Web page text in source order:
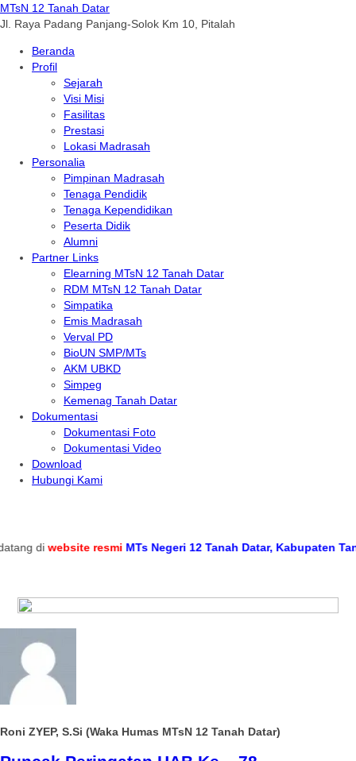
MTsN 12 Tanah Datar
Jl. Raya Padang Panjang-Solok Km 10, Pitalah
Beranda
Profil
Sejarah
Visi Misi
Fasilitas
Prestasi
Lokasi Madrasah
Personalia
Pimpinan Madrasah
Tenaga Pendidik
Tenaga Kependidikan
Peserta Didik
Alumni
Partner Links
Elearning MTsN 12 Tanah Datar
RDM MTsN 12 Tanah Datar
Simpatika
Emis Madrasah
Verval PD
BioUN SMP/MTs
AKM UBKD
Simpeg
Kemenag Tanah Datar
Dokumentasi
Dokumentasi Foto
Dokumentasi Video
Download
Hubungi Kami
diwebsite resmi MTs Negeri 12 Tanah Datar, Kabupaten
Roni ZYEP, S.Si (Waka Humas MTsN 12 Tanah Datar)